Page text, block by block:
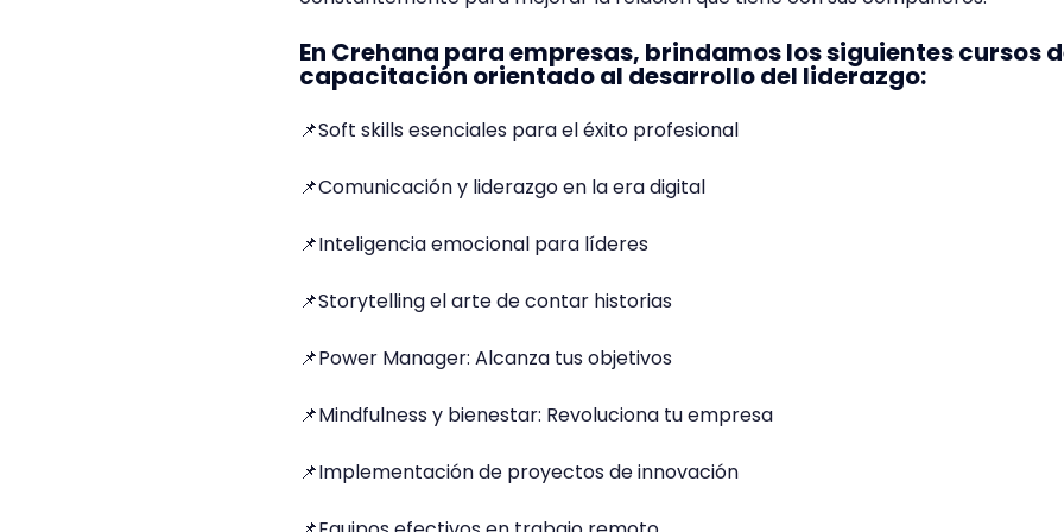
En Crehana para empresas, brindamos los siguientes cursos
capacitación orientado al desarrollo del liderazgo:
📌Soft skills esenciales para el éxito profesional
📌Comunicación y liderazgo en la era digital
📌Inteligencia emocional para líderes
📌Storytelling el arte de contar historias
📌Power Manager: Alcanza tus objetivos
📌Mindfulness y bienestar: Revoluciona tu empresa
📌Implementación de proyectos de innovación